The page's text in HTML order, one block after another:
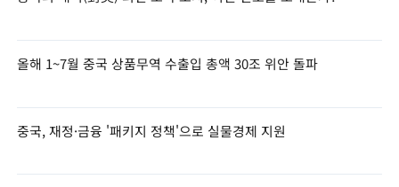
올해 1~7월 중국 상품무역 수출입 총액 30조 위안 돌파
중국, 재정·금융 '패키지 정책'으로 실물경제 지원